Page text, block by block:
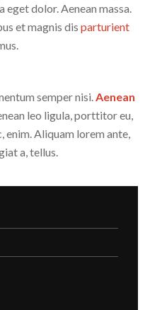
dolor. Aenean massa.
et magnis dis parturient
semper nisi.Aenean
leo ligula, porttitor eu,
enim. Aliquam lorem ante,
a, tellus.